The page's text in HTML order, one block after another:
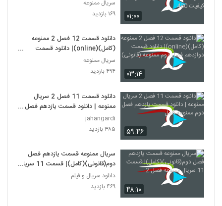
۰۱:۰۰
480
سریال ممنوعه
۱۶۹ بازدید
۰۳:۱۴
دانلود قسمت 12 فصل 2 ممنوعه
(کامل)(online)| دانلود قسمت
دوازدهم فصل دوم ممنوعه (قانونی)
سریال ممنوعه
۴۹۴ بازدید
۵۹:۴۶
دانلود قسمت 11 فصل 2 سریال
ممنوعه | دانلود قسمت یازدهم فصل
دوم ممنوعه کامل
jahangardi
۳۸۵ بازدید
۴۸:۱۰
سریال ممنوعه قسمت یازدهم فصل
دوم(قانونی)(کامل)| قسمت 11 سریال
ممنوعه فصل 2
دانلود سریال و فیلم
۴۶۹ بازدید